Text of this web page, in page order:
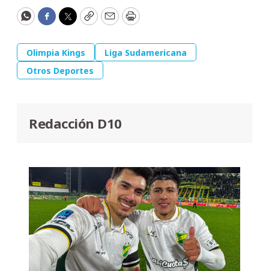
WhatsApp
Facebook
Twitter
CopyEmailPrint
Olimpia Kings
Liga Sudamericana
Otros Deportes
Redacción D10